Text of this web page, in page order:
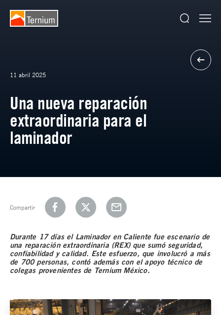
11 abril 2025
Una nueva reparación
extraordinaria para el
laminador
Compartir
Durante 17 días el Laminador en Caliente fue escenario de
una reparación extraordinaria (REX) que sumó seguridad,
confiabilidad y calidad. Este esfuerzo, que involucró a más
de 700 personas, contó además con el apoyo técnico de
colegas provenientes de Ternium México.